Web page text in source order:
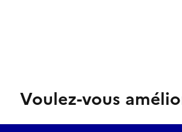
Voulez-vous